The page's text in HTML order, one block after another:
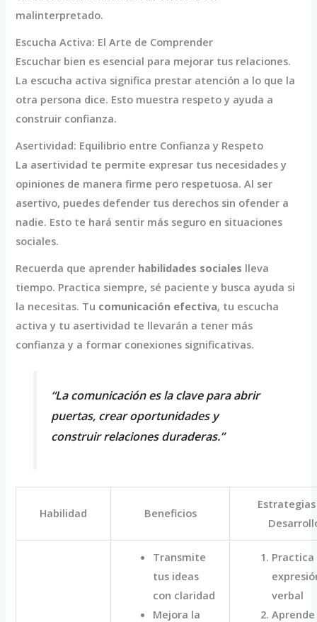
malinterpretado.
Escucha Activa: El Arte de Comprender
Escuchar bien es esencial para mejorar tus relaciones.
La escucha activa significa prestar atención a lo que la
otra persona dice. Esto muestra respeto y ayuda a
construir confianza.
Asertividad: Equilibrio entre Confianza y Respeto
La asertividad te permite expresar tus necesidades y
opiniones de manera firme pero respetuosa. Al ser
asertivo, puedes defender tus derechos sin ofender a
nadie. Esto te hará sentir más seguro en situaciones
sociales.
Recuerda que aprender habilidades sociales lleva
tiempo. Practica siempre, sé paciente y busca ayuda si
la necesitas. Tu comunicación efectiva, tu escucha
activa y tu asertividad te llevarán a tener más
confianza y a formar conexiones significativas.
“La comunicación es la clave para abrir
puertas, crear oportunidades y
construir relaciones duraderas.”
Habilidad Beneficios
Transmite
tus ideas
con claridad
Mejora la
Practica
verbal
Aprende